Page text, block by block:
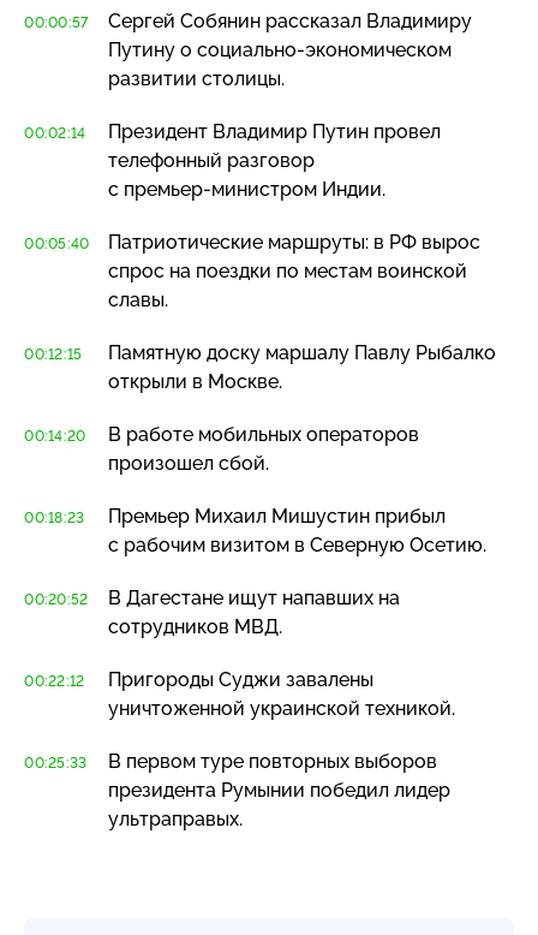
00:00:57
Сергей Собянин рассказал Владимиру
Путину о социально-экономическом
развитии столицы.
00:02:14
Президент Владимир Путин провел
телефонный разговор
с премьер-министром Индии.
00:05:40
Патриотические маршруты: в РФ вырос
спрос на поездки по местам воинской
славы.
00:12:15
Памятную доску маршалу Павлу Рыбалко
открыли в Москве.
00:14:20
В работе мобильных операторов
произошел сбой.
00:18:23
Премьер Михаил Мишустин прибыл
с рабочим визитом в Северную Осетию.
00:20:52
В Дагестане ищут напавших на
сотрудников МВД.
00:22:12
Пригороды Суджи завалены
уничтоженной украинской техникой.
00:25:33
В первом туре повторных выборов
президента Румынии победил лидер
ультраправых.